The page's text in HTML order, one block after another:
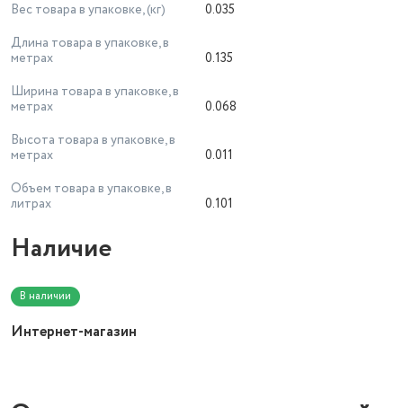
Вес товара в упаковке, (кг)
0.035
Длина товара в упаковке, в
метрах
0.135
Ширина товара в упаковке, в
метрах
0.068
Высота товара в упаковке, в
метрах
0.011
Объем товара в упаковке, в
литрах
0.101
Наличие
Интернет-магазин
В наличии